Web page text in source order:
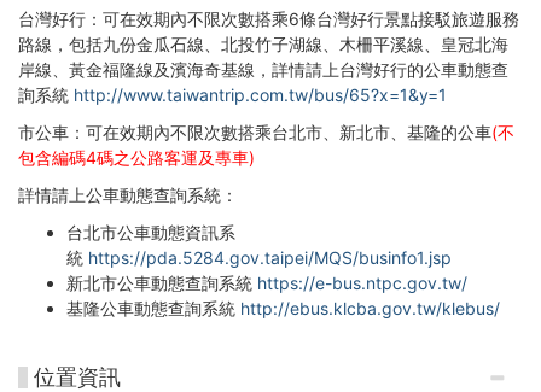
台灣好行：可在效期內不限次數搭乘6條台灣好行景點接駁旅遊服務
路線，包括九份金瓜石線、北投竹子湖線、木柵平溪線、皇冠北海
岸線、黃金福隆線及濱海奇基線，詳情請上台灣好行的公車動態查
詢系統 http://www.taiwantrip.com.tw/bus/65?x=1&y=1
市公車：可在效期內不限次數搭乘台北市、新北市、基隆的公車(不
包含編碼4碼之公路客運及專車)
詳情請上公車動態查詢系統：
台北市公車動態資訊系
統 https://pda.5284.gov.taipei/MQS/businfo1.jsp
新北市公車動態查詢系統 https://e-bus.ntpc.gov.tw/
基隆公車動態查詢系統 http://ebus.klcba.gov.tw/klebus/
位置資訊